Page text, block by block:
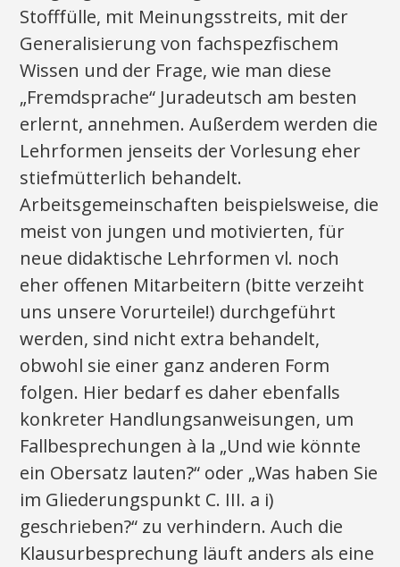
Stofffülle, mit Meinungsstreits, mit der
Generalisierung von fachspezfischem
Wissen und der Frage, wie man diese
„Fremdsprache“ Juradeutsch am besten
erlernt, annehmen. Außerdem werden die
Lehrformen jenseits der Vorlesung eher
stiefmütterlich behandelt.
Arbeitsgemeinschaften beispielsweise, die
meist von jungen und motivierten, für
neue didaktische Lehrformen vl. noch
eher offenen Mitarbeitern (bitte verzeiht
uns unsere Vorurteile!) durchgeführt
werden, sind nicht extra behandelt,
obwohl sie einer ganz anderen Form
folgen. Hier bedarf es daher ebenfalls
konkreter Handlungsanweisungen, um
Fallbesprechungen à la „Und wie könnte
ein Obersatz lauten?“ oder „Was haben Sie
im Gliederungspunkt C. III. a i)
geschrieben?“ zu verhindern. Auch die
Klausurbesprechung läuft anders als eine